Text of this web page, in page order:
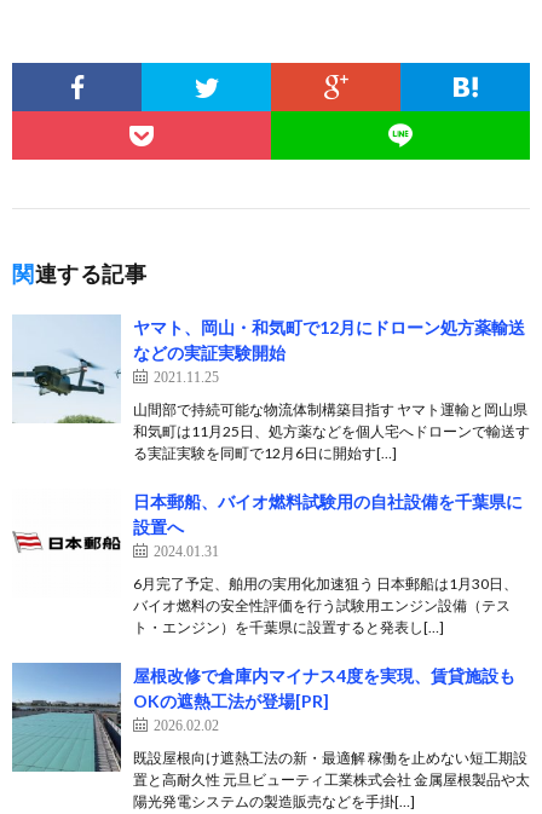
関連する記事
ヤマト、岡山・和気町で12月にドローン処方薬輸送
などの実証実験開始
2021.11.25
山間部で持続可能な物流体制構築目指す ヤマト運輸と岡山県
和気町は11月25日、処方薬などを個人宅へドローンで輸送す
る実証実験を同町で12月6日に開始す[…]
日本郵船、バイオ燃料試験用の自社設備を千葉県に
設置へ
2024.01.31
6月完了予定、舶用の実用化加速狙う 日本郵船は1月30日、
バイオ燃料の安全性評価を行う試験用エンジン設備（テス
ト・エンジン）を千葉県に設置すると発表し[…]
屋根改修で倉庫内マイナス4度を実現、賃貸施設も
OKの遮熱工法が登場[PR]
2026.02.02
既設屋根向け遮熱工法の新・最適解 稼働を止めない短工期設
置と高耐久性 元旦ビューティ工業株式会社 金属屋根製品や太
陽光発電システムの製造販売などを手掛[…]